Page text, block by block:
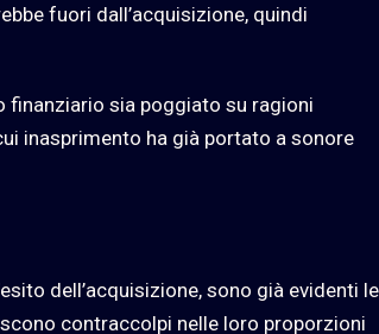
fuori dall’acquisizione, quindi
sia poggiato su ragioni
inasprimento ha già portato a sonore
dell’acquisizione, sono già evidenti le
contraccolpi nelle loro proporzioni